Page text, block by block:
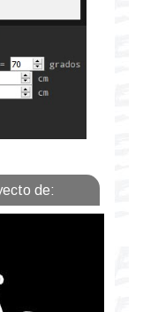
de: